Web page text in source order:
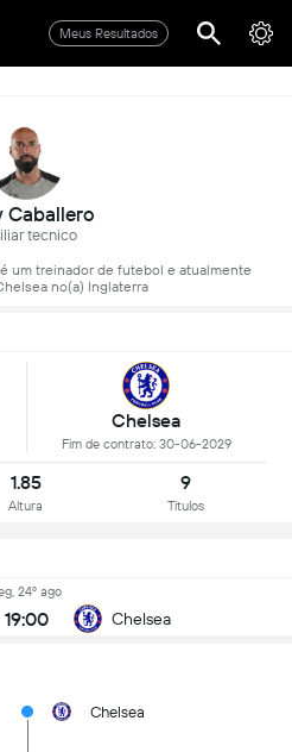
Meus Resultados
Caballero
tecnico
um treinador de futebol e atualmente
no(a) Inglaterra
Chelsea
Fim de contrato: 30-06-2029
1.85
Altura
9
Titulos
24º ago
19:00 Chelsea
Chelsea